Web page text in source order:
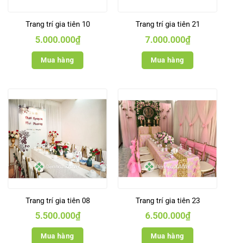
Trang trí gia tiên 10
5.000.000₫
Mua hàng
Trang trí gia tiên 21
7.000.000₫
Mua hàng
Trang trí gia tiên 08
5.500.000₫
Mua hàng
Trang trí gia tiên 23
6.500.000₫
Mua hàng